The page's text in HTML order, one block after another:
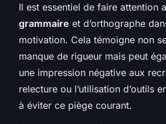
Il est essentiel de faire attention
grammaire et d’orthographe
motivation. Cela témoigne non
manque de rigueur mais peut
une impression négative aux
relecture ou l’utilisation d’outils
à éviter ce piège courant.